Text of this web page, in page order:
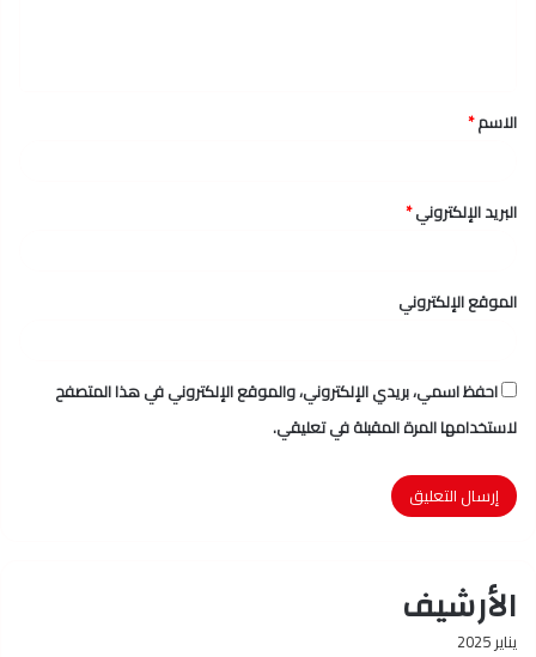
*
الاسم*
البريد الإلكتروني*
الموقع الإلكتروني
احفظ اسمي، بريدي الإلكتروني، والموقع الإلكتروني في هذا المتصفح
لاستخدامها المرة المقبلة في تعليقي.
الأرشيف
يناير 2025